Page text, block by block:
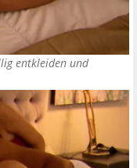
entkleiden und